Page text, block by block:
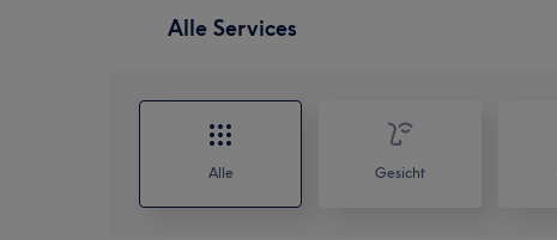
Alle Services
Alle Gesicht